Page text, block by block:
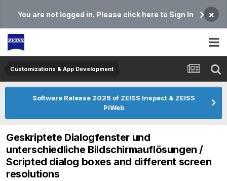
You are not logged in. Please click here to Sign In ×
Customizations & App Development
Software Release 2026 of ZEISS Inspect & ZEISS
PiWeb
Geskriptete Dialogfenster und
unterschiedliche Bildschirmauflösungen /
Scripted dialog boxes and different screen
resolutions